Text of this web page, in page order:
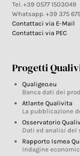
Tel. +39 0577 1503049
Whatsapp. +39 375
Contattaci via E-Mail
Contattaci via PEC
Progetti
Qualigeo.eu
Banca dati dei
Atlante Qualivita
La pubblicazione
Osservatorio
Dati ed analisi del
Rapporto Ismea
Indagine